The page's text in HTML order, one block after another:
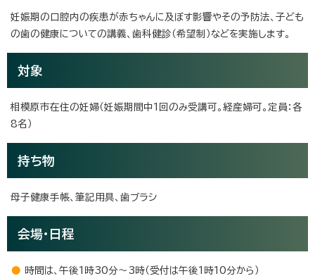
妊娠期の口腔内の疾患が赤ちゃんに及ぼす影響やその予防法、子ども
の歯の健康についての講義、歯科健診（希望制）などを実施します。
対象
相模原市在住の妊婦（妊娠期間中1回のみ受講可。経産婦可。定員：各
8名）
持ち物
母子健康手帳、筆記用具、歯ブラシ
会場・日程
時間は、午後1時30分～3時（受付は午後1時10分から）